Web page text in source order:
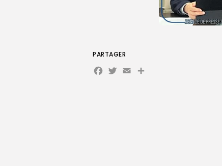
PARTAGER
Facebook
Twitter
Email